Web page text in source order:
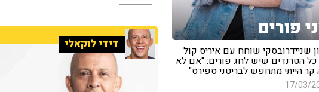
פורים
שניידרובסקי שוחח עם איריס קול
הטרנדים שיש לחג פורים: "אם לא
קר הייתי מתחפש לבריטני ספירס"
17/03/
דידי לוקאלי